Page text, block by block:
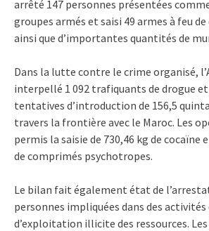
arrêté 147 personnes présentées
groupes armés et saisi 49 armes à feu
ainsi que d’importantes quantités de
Dans la lutte contre le crime organisé,
interpellé 1 092 trafiquants de drogue et
tentatives d’introduction de 156,5
travers la frontière avec le Maroc. Les
permis la saisie de 730,46 kg de cocaïne
de comprimés psychotropes.
Le bilan fait également état de
personnes impliquées dans des
d’exploitation illicite des ressources.